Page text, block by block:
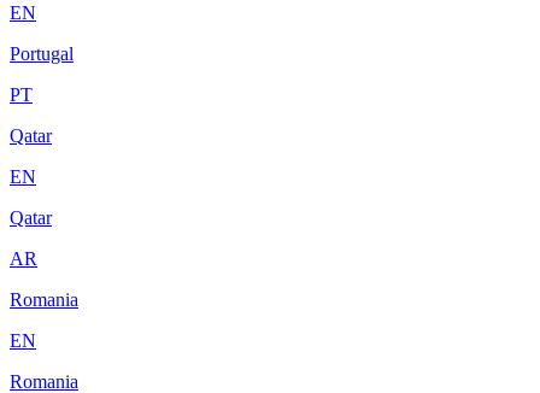
EN
Portugal
PT
Qatar
EN
Qatar
AR
Romania
EN
Romania